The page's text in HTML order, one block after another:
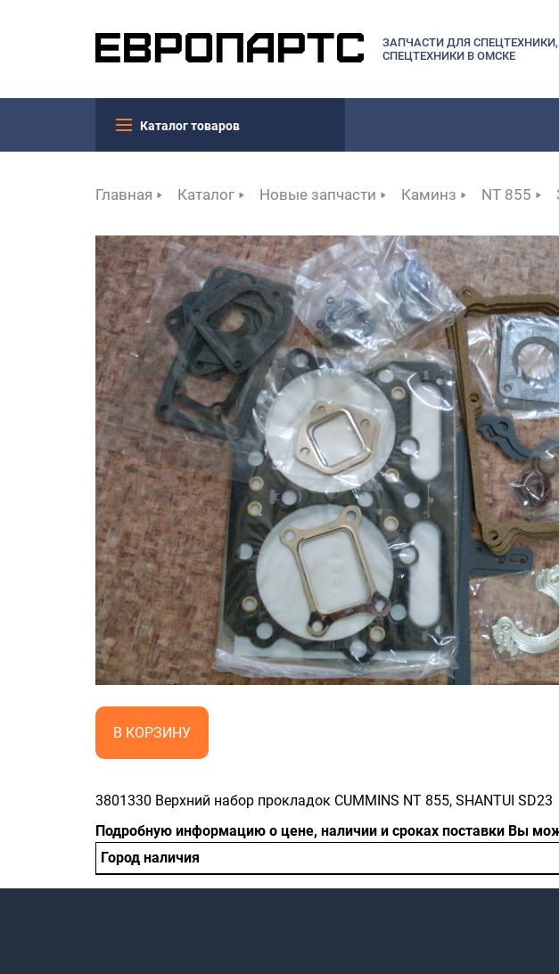
ЗАПЧАСТИ ДЛЯ
СПЕЦТЕХНИКИ В ОМСКЕ
Каталог товаров
Главная Каталог Новые запчасти Каминз NT 855
В КОРЗИНУ
3801330 Верхний набор прокладок CUMMINS NT 855, SHANTUI SD23
Подробную информацию о цене, наличии и сроках поставки Вы
Город наличия